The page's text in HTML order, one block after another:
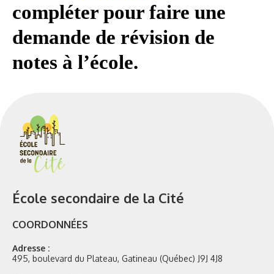
compléter pour faire une
demande de révision de
notes à l’école.
École secondaire de la Cité
COORDONNÉES
Adresse :
495, boulevard du Plateau, Gatineau (Québec) J9J 4J8